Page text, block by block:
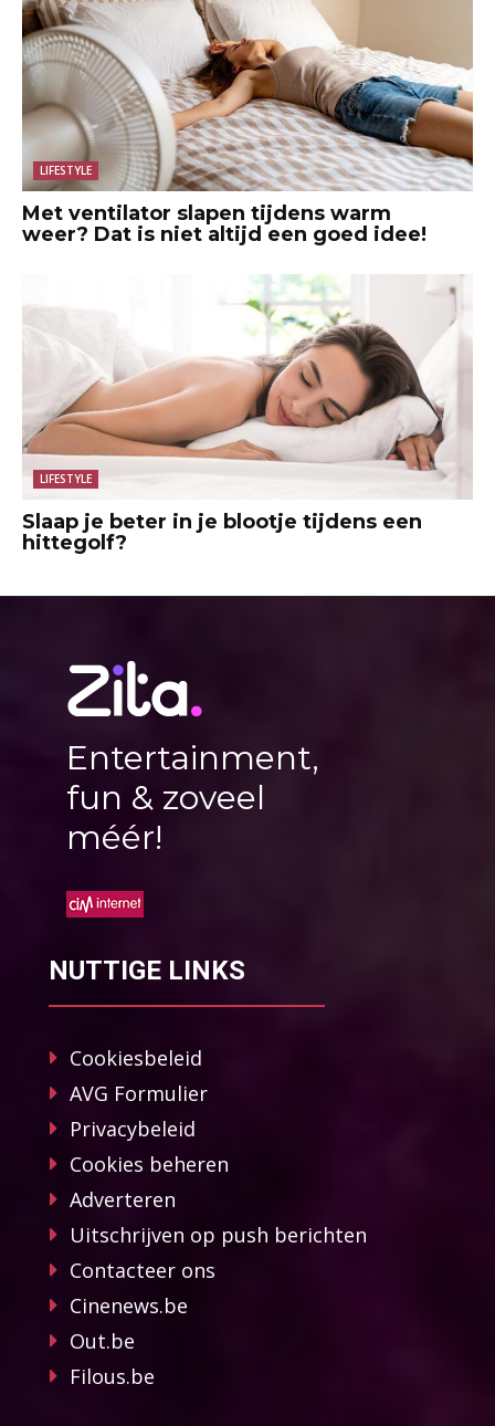
LIFESTYLE
Met ventilator slapen tijdens warm
weer? Dat is niet altijd een goed idee!
LIFESTYLE
Slaap je beter in je blootje tijdens een
hittegolf?
Entertainment,
fun & zoveel
méér!
NUTTIGE LINKS
Cookiesbeleid
AVG Formulier
Privacybeleid
Cookies beheren
Adverteren
Uitschrijven op push berichten
Contacteer ons
Cinenews.be
Out.be
Filous.be